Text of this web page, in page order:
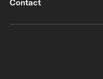
Contact